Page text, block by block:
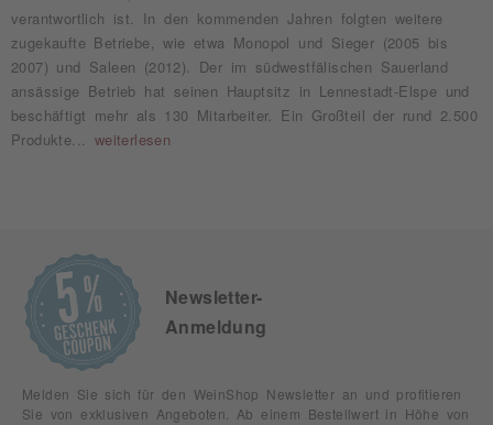
verantwortlich ist. In den kommenden Jahren folgten weitere
zugekaufte Betriebe, wie etwa Monopol und Sieger (2005 bis
2007) und Saleen (2012). Der im südwestfälischen Sauerland
ansässige Betrieb hat seinen Hauptsitz in Lennestadt-Elspe und
beschäftigt mehr als 130 Mitarbeiter. Ein Großteil der rund 2.500
Produkte... weiterlesen
Newsletter-
Anmeldung
Melden Sie sich für den WeinShop Newsletter an und profitieren
Sie von exklusiven Angeboten. Ab einem Bestellwert in Höhe von